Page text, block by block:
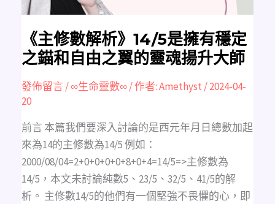
《主修數解析》14/5是擁有穩定
之錨和自由之翼的靈魂揚升大師
發佈留言/∞生命靈數∞/ 作者:Amethyst/2024-04-
20
前言 本篇我們要深入討論的是西元年月日總數加起
來為14的主修數為14/5 例如：
2000/08/04=2+0+0+0+0+8+0+4=14/5=>主修數為
14/5，本文未討論純數5、23/5、32/5、41/5的解
析。 主修數14/5的他們有一個堅強不畏懼的心，即
由
翼
的
靈
魂
揚
大
師